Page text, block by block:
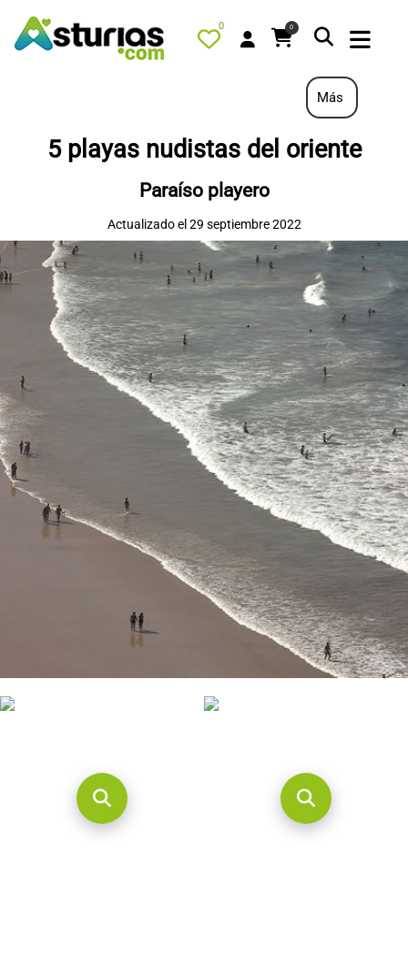
0 0
PORTADA
QUÉ HACER
ALOJAMIENTOS
RESTAURANTES
TURISMO ACTIVO
TIENDA
AGENDA
OFERTAS
CONTACTO
Más
5 playas nudistas del oriente
Paraíso playero
Actualizado el 29 septiembre 2022